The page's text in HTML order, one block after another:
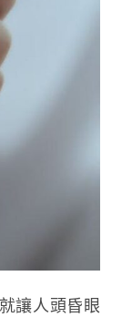
讓人頭昏眼